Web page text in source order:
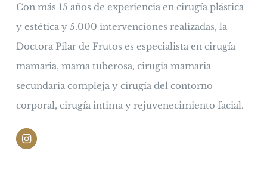
Con más 15 años de experiencia en cirugía plástica
y estética y 5.000 intervenciones realizadas, la
Doctora Pilar de Frutos es especialista en cirugía
mamaria, mama tuberosa, cirugía mamaria
secundaria compleja y cirugía del contorno
corporal, cirugía intima y rejuvenecimiento facial.